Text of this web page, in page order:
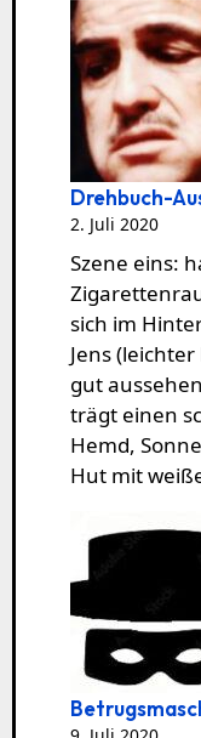
Drehbuch-
2. Juli 2020
Szene eins:
sich im
Jens
gut
trägt einen
Hemd,
Hut mit